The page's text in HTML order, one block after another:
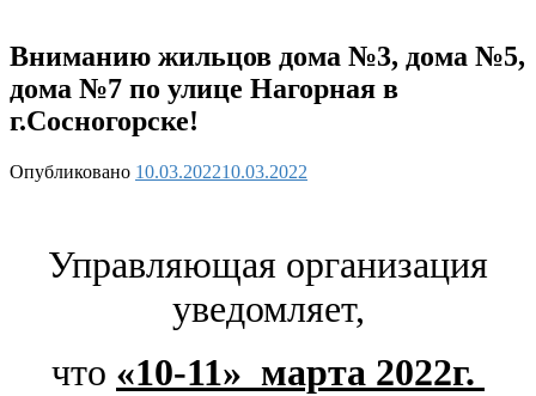
Вниманию жильцов дома №3, дома №5,
дома №7 по улице Нагорная в
г.Сосногорске!
Опубликовано 10.03.202210.03.2022
Управляющая организация
уведомляет,
что «10-11» марта 2022г.